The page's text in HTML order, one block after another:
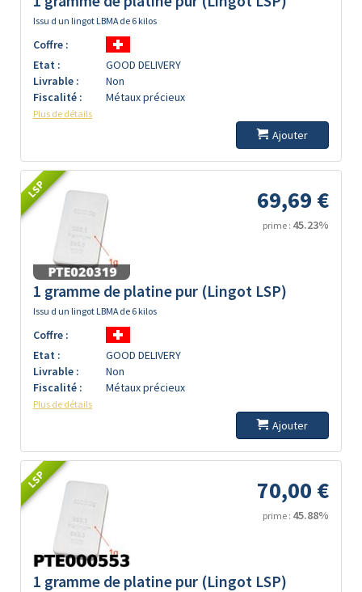
Issu d un lingot LBMA de 6 kilos
Coffre :
Etat :
GOOD DELIVERY
Livrable :
Non
Fiscalité :
Métaux précieux
Plus de détails
Ajouter
LSP 69,69 €
prime : 45.23%
1 gramme de platine pur (Lingot LSP)
Issu d un lingot LBMA de 6 kilos
Coffre :
Etat :
GOOD DELIVERY
Livrable :
Non
Fiscalité :
Métaux précieux
Plus de détails
Ajouter
LSP 70,00 €
prime : 45.88%
1 gramme de platine pur (Lingot LSP)